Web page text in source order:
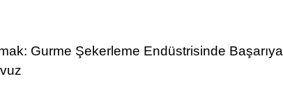
Gurme Şekerleme Endüstrisinde Başarıya